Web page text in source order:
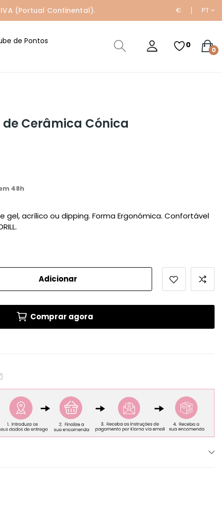
(Portual Continental). € PT
de Pontos
0
0
de Cerâmica Cónica
48h
gel, acrílico ou dipping. Forma Ergonómica. Confortável
Adicionar
Comprar agora